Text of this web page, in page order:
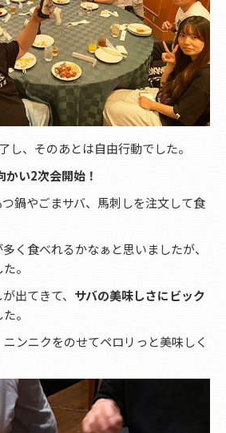
し、そのあとは自由行動でした。
い2次会開始！
鍋やごまサバ、馬刺しを注文して食
く食べれるかなぁと思いましたが、
。
出てきて、 サバの美味しさにビック
。
ンニクをのせてペロリっと美味しく